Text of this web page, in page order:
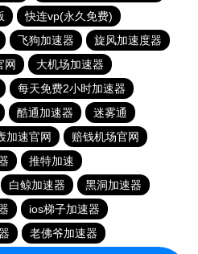
快连vp(永久免费)
飞狗加速器
旋风加速度器
网
大机场加速器
每天免费2小时加速器
酷通加速器
迷雾通
加速官网
赔钱机场官网
推特加速
白鲸加速器
黑洞加速器
ios梯子加速器
老佛爷加速器